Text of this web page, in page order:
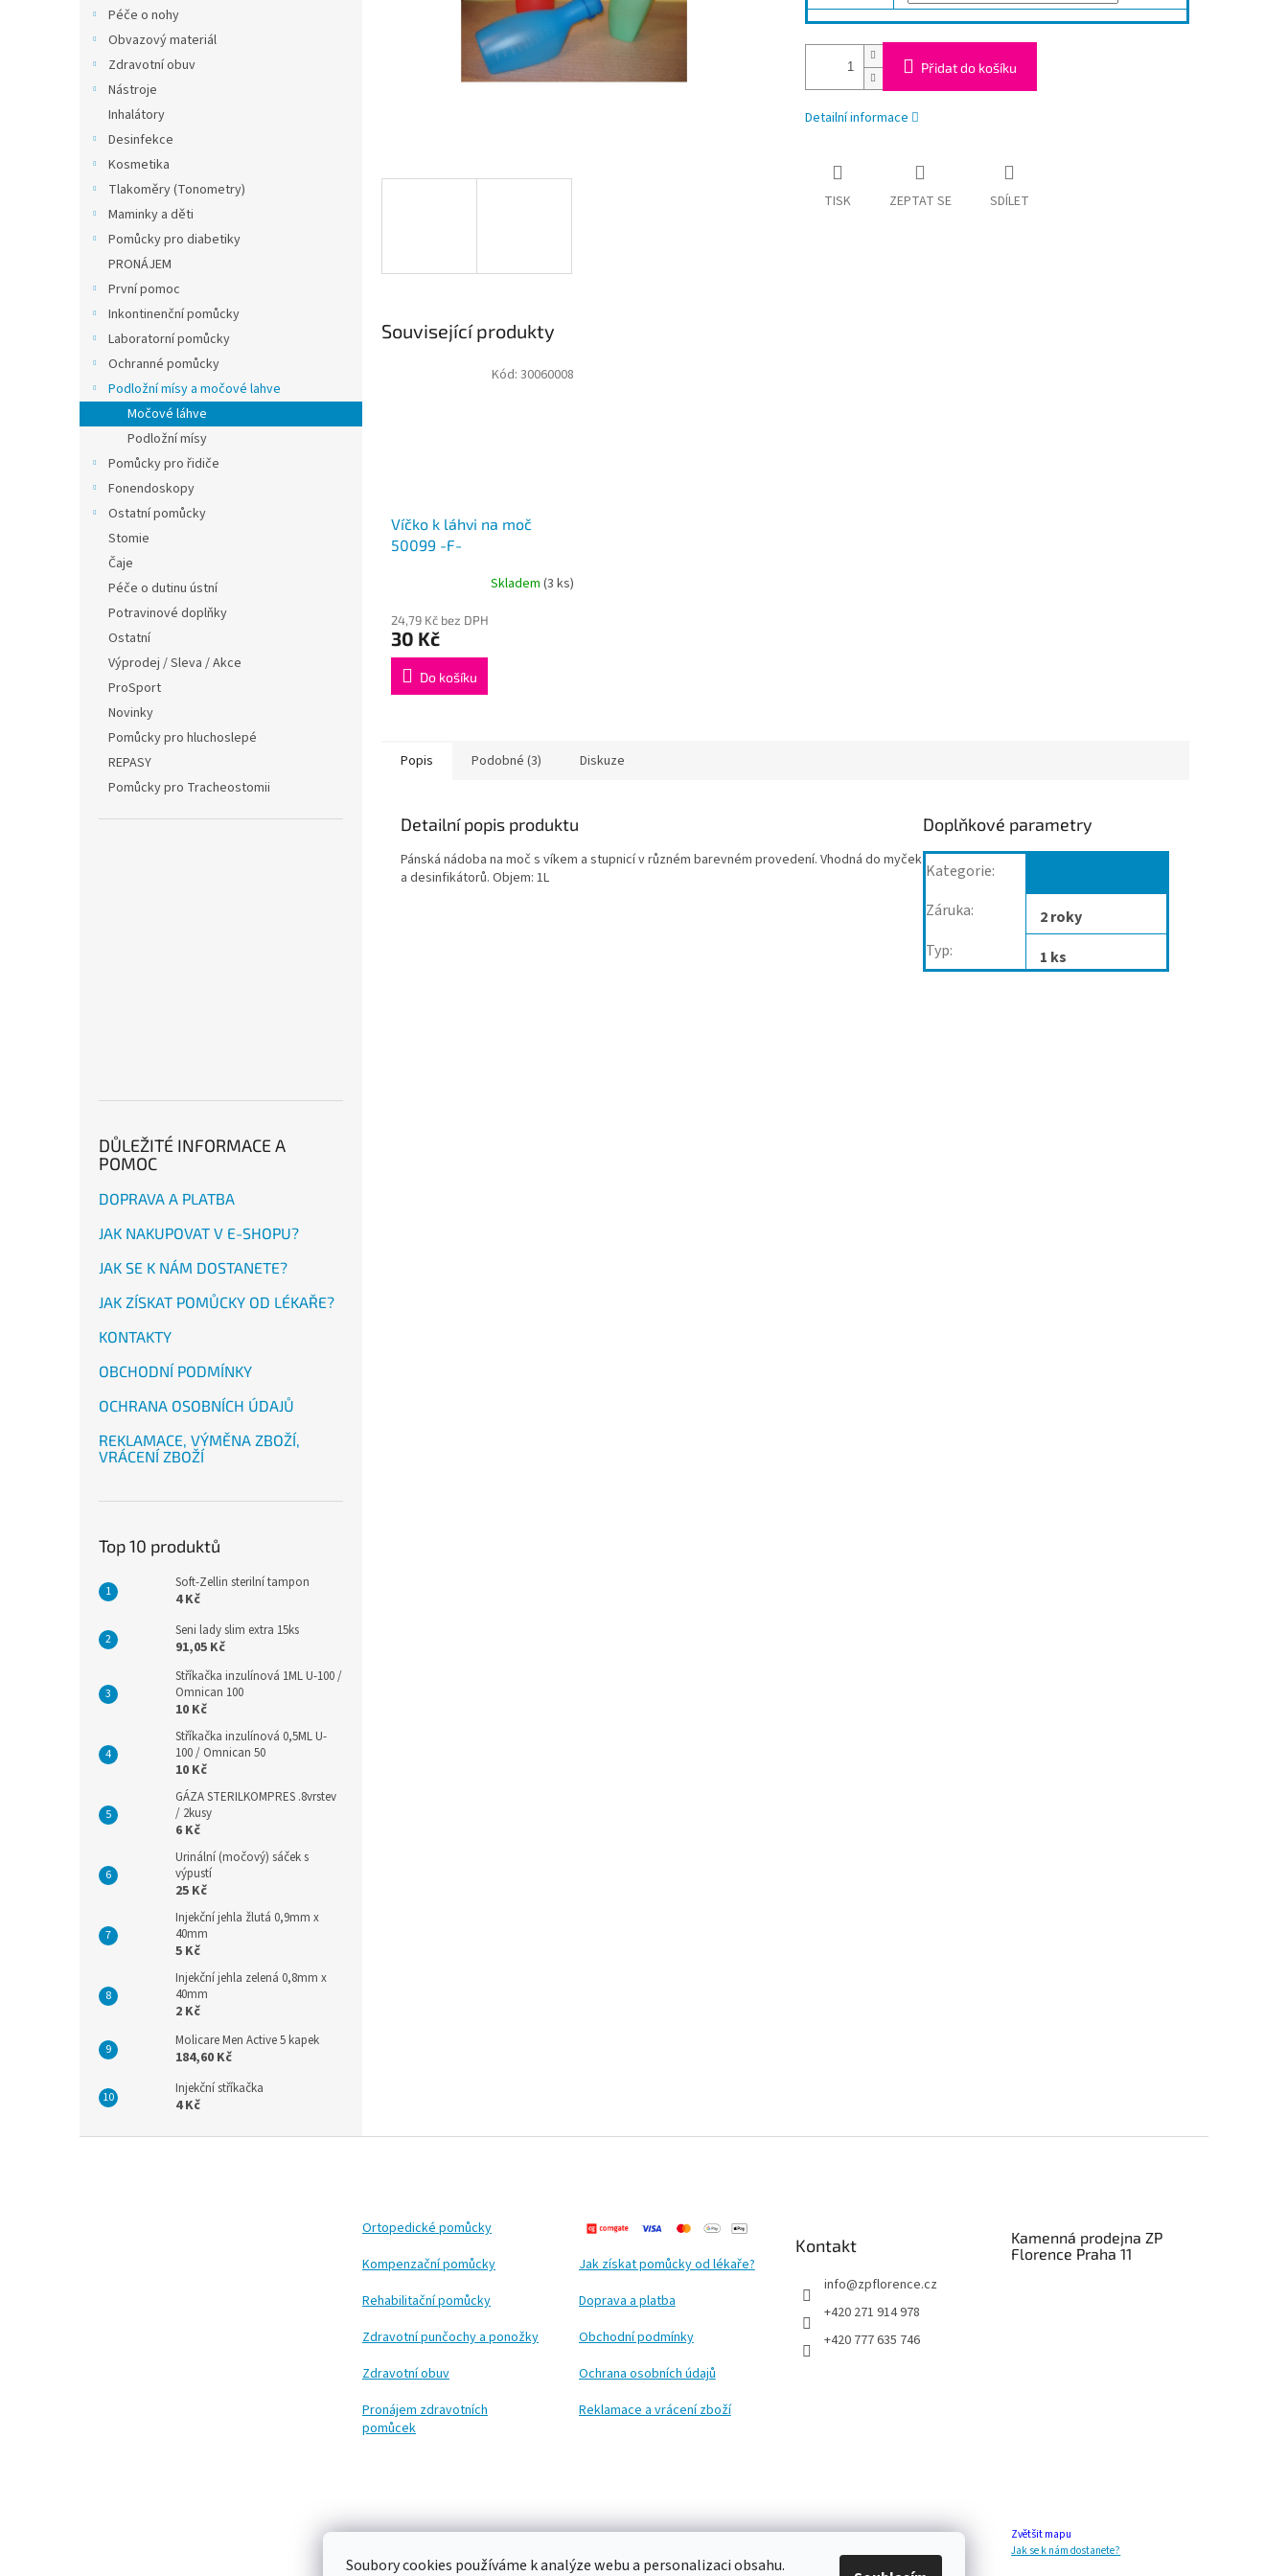
Soubory cookies používáme k analýze webu a personalizaci obsahu.
Péče o nohy
Obvazový materiál
Zdravotní obuv
Nástroje
Inhalátory
Desinfekce
Kosmetika
Tlakoměry (Tonometry)
Maminky a děti
Pomůcky pro diabetiky
PRONÁJEM
První pomoc
Inkontinenční pomůcky
Laboratorní pomůcky
Ochranné pomůcky
Podložní mísy a močové lahve
Močové láhve
Podložní mísy
Pomůcky pro řidiče
Fonendoskopy
Ostatní pomůcky
Stomie
Čaje
Péče o dutinu ústní
Potravinové doplňky
Ostatní
Výprodej / Sleva / Akce
ProSport
Novinky
Pomůcky pro hluchoslepé
REPASY
Pomůcky pro Tracheostomii
DŮLEŽITÉ INFORMACE A
POMOC
DOPRAVA A PLATBA
JAK NAKUPOVAT V E-SHOPU?
JAK SE K NÁM DOSTANETE?
JAK ZÍSKAT POMŮCKY OD LÉKAŘE?
KONTAKTY
OBCHODNÍ PODMÍNKY
OCHRANA OSOBNÍCH ÚDAJŮ
REKLAMACE, VÝMĚNA ZBOŽÍ,
VRÁCENÍ ZBOŽÍ
Top 10 produktů
Soft-Zellin sterilní tampon
4 Kč
Seni lady slim extra 15ks
91,05 Kč
Stříkačka inzulínová 1ML U-100 /
Omnican 100
10 Kč
Stříkačka inzulínová 0,5ML U-
100 / Omnican 50
10 Kč
GÁZA STERILKOMPRES .8vrstev
/ 2kusy
6 Kč
Urinální (močový) sáček s
výpustí
25 Kč
Injekční jehla žlutá 0,9mm x
40mm
5 Kč
Injekční jehla zelená 0,8mm x
40mm
2 Kč
Molicare Men Active 5 kapek
184,60 Kč
Injekční stříkačka
4 Kč
Přidat do košíku
Detailní informace
TISK ZEPTAT SE SDÍLET
Související produkty
Víčko k láhvi na moč
50099 -F-
Skladem (3 ks)
24,79 Kč bez DPH
30 Kč
Do košíku
Kód: 30060008
Popis Podobné (3) Diskuze
Detailní popis produktu
Pánská nádoba na moč s víkem a stupnicí v různém barevném provedení. Vhodná do myček
a desinfikátorů. Objem: 1L
Doplňkové parametry
Kategorie:
Záruka:
2 roky
Typ: 1 ks
Ortopedické pomůcky
Kompenzační pomůcky
Rehabilitační pomůcky
Zdravotní punčochy a ponožky
Zdravotní obuv
Pronájem zdravotních
pomůcek
Jak získat pomůcky od lékaře?
Doprava a platba
Obchodní podmínky
Ochrana osobních údajů
Reklamace a vrácení zboží
Kontakt
info@zpflorence.cz
+420 271 914 978
+420 777 635 746
Kamenná prodejna ZP
Florence Praha 11
Zvětšit mapu
Jak se k nám dostanete?